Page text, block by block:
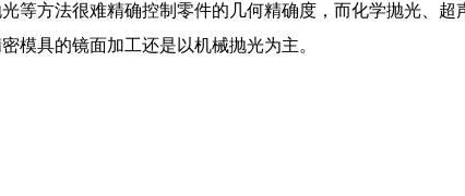
等方法很难精确控制零件的几何精确度，而化学抛光、超
模具的镜面加工还是以机械抛光为主。